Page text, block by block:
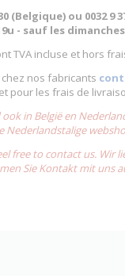
(Belgique) ou 0032 9
- sauf les dimanches
TVA incluse et hors
nos fabricants
pour les frais de
in België en
Nederlandstalige
free to contact us. Wir
Sie Kontakt mit uns